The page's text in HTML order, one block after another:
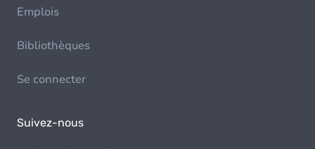
Emplois
Bibliothèques
Se connecter
Suivez-nous